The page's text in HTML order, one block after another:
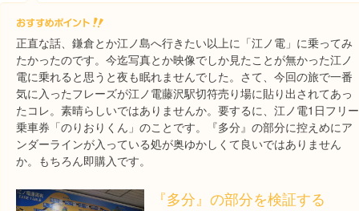
正直な話、鎌倉とか江ノ島へ行きたい以上に「江ノ電」に乗ってみ
たかったのです。今迄写真とか映像でしか見たことが無かった江ノ
電に乗れると思うと夜も眠れませんでした。さて、今回の旅で一番
気に入ったフレーズが江ノ電藤沢駅切符売り場に貼り出されてあっ
たコレ。素晴らしいではありませんか。要するに、江ノ電1日フリー
乗車券「のりおりくん」のことです。『多分』の部分に控えめにア
ンダーラインが入っている処が奥ゆかしくて良いではありません
か。もちろん即購入です。
『多分』の部分を検証する